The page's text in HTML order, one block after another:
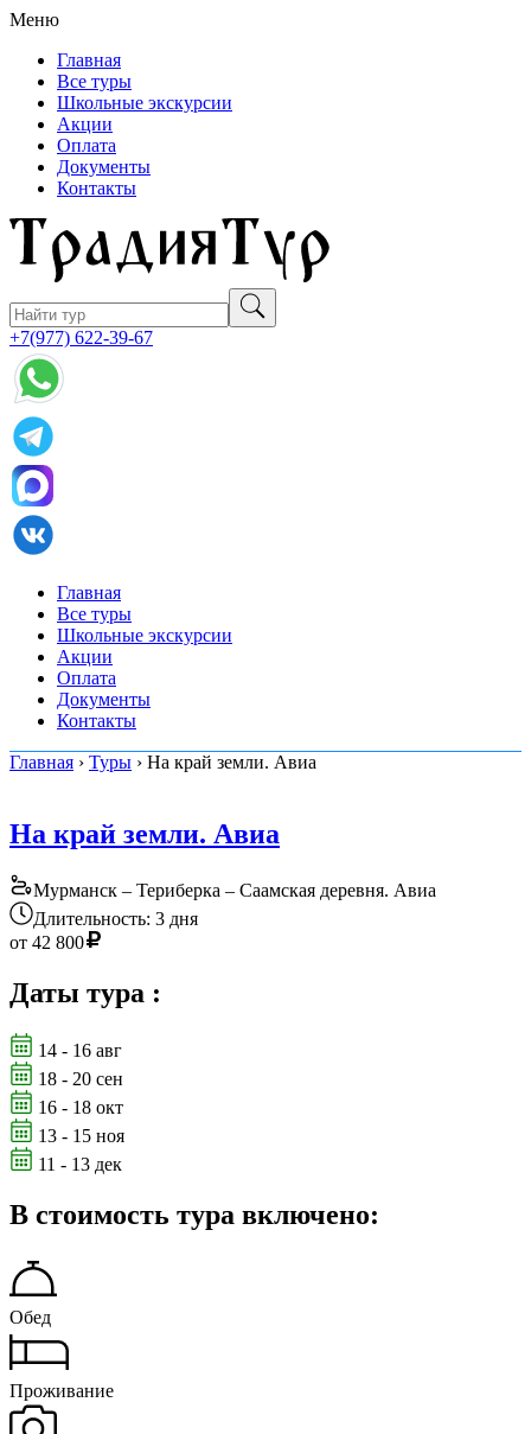
Меню
Главная
Все туры
Школьные экскурсии
Акции
Оплата
Документы
Контакты
+7(977) 622-39-67
Главная
Все туры
Школьные экскурсии
Акции
Оплата
Документы
Контакты
Главная › Туры › На край земли. Авиа
На край земли. Авиа
Мурманск – Териберка – Саамская деревня. Авиа
Длительность: 3 дня
от 42 800
Даты тура :
14 - 16 авг
18 - 20 сен
16 - 18 окт
13 - 15 ноя
11 - 13 дек
В стоимость тура включено:
Обед
Проживание